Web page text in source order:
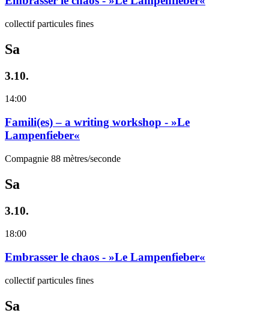
collectif particules fines
Sa
3.10.
14:00
Famili(es) – a writing workshop - »Le
Lampenfieber«
Compagnie 88 mètres/seconde
Sa
3.10.
18:00
Embrasser le chaos - »Le Lampenfieber«
collectif particules fines
Sa